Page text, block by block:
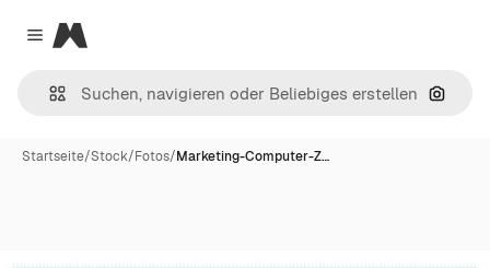
Close menu
Magnific
Nach
Startseite/Stock/Fotos/Marketing-Computer-Z…